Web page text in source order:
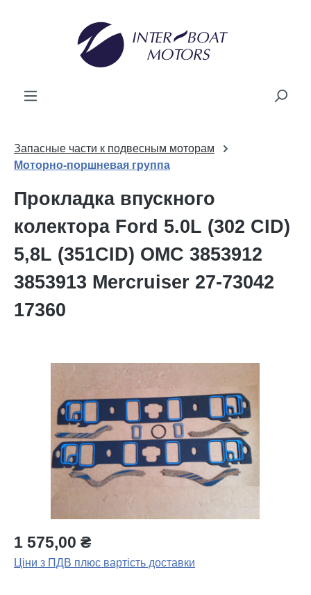
Запасные части к подвесным моторам
Моторно-поршневая группа
Прокладка впускного
колектора Ford 5.0L (302 CID)
5,8L (351CID) OMC 3853912
3853913 Mercruiser 27-73042
17360
Пропустити галерею зображень
1 575,00 ₴
Ціни з ПДВ плюс вартість доставки